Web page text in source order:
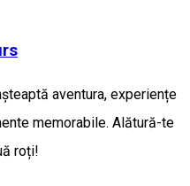
aventura, experiențe
memorabile. Alătură-te
roți!